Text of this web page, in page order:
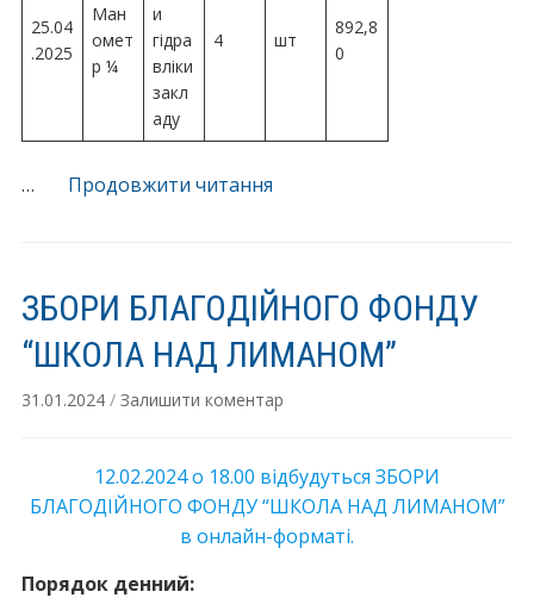
25.04
.2025
Ман
омет
р ¼
и
гідра
вліки
закл
аду
4 шт
892,8
0
… Продовжити читання“Благодійна
над
у
2024-
році”
ЗБОРИ БЛАГОДІЙНОГО ФОНДУ
“ШКОЛА НАД ЛИМАНОМ”
31.01.2024 / Залишити коментар
12.02.2024 о 18.00 відбудуться ЗБОРИ
БЛАГОДІЙНОГО ФОНДУ “ШКОЛА НАД ЛИМАНОМ”
в онлайн-форматі.
Порядок денний: